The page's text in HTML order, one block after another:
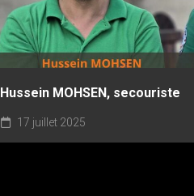
Hussein MOHSEN, secouriste
17 juillet 2025